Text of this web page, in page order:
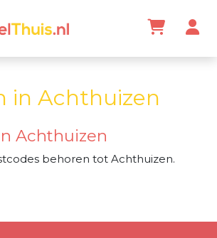
in Achthuizen
Achthuizen
behoren tot Achthuizen.